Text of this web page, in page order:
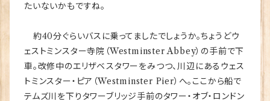
たいないかもですね。
約40分ぐらいバスに乗ってましたでしょうか。ちょうどウ
ェストミンスター寺院（Westminster Abbey）の手前で下
車。改修中のエリザベスタワーをみつつ、川辺にあるウェス
トミンスター・ピア（Westminster Pier）へ。ここから船で
テムズ川を下りタワーブリッジ手前のタワー・オブ・ロンドン